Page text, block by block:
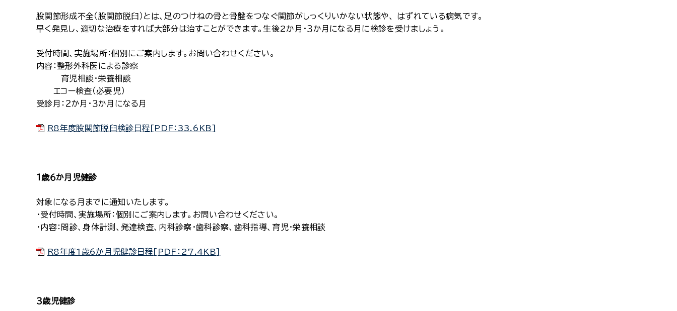
股関節形成不全（股関節脱臼）とは、足のつけねの骨と骨盤をつなぐ関節がしっくりいかない状態や、 はずれている病気です。
早く発見し、適切な治療をすれば大部分は治すことができます。生後2か月・３か月になる月に検診を受けましょう。
受付時間、実施場所：個別にご案内します。お問い合わせください。
内容：整形外科医による診察
育児相談・栄養相談
エコー検査（必要児）
受診月：２か月・３か月になる月
R8年度股関節脱臼検診日程[PDF：33.6KB]
１歳６か月児健診
対象になる月までに通知いたします。
・受付時間、実施場所：個別にご案内します。お問い合わせください。
・内容：問診、身体計測、発達検査、内科診察・歯科診察、歯科指導、育児・栄養相談
R8年度1歳6か月児健診日程[PDF：27.4KB]
３歳児健診